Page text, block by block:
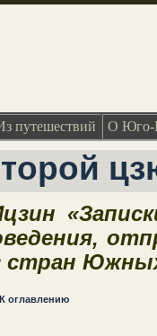
путешествий О Юго-
стран
оглавлению